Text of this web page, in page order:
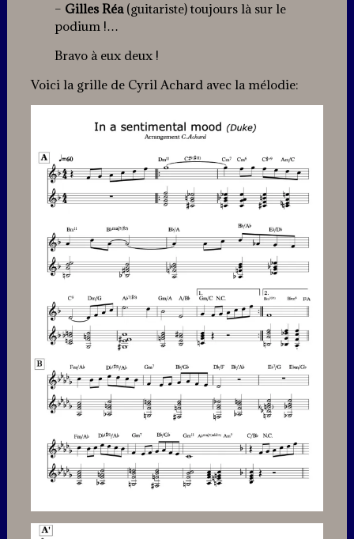
– Gilles Réa(guitariste) toujours là sur le
podium !…
Bravo à eux deux !
Voici la grille de Cyril Achard avec la mélodie: